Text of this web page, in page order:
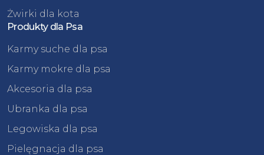
Żwirki dla kota
Produkty dla Psa
Karmy suche dla psa
Karmy mokre dla psa
Akcesoria dla psa
Ubranka dla psa
Legowiska dla psa
Pielęgnacja dla psa